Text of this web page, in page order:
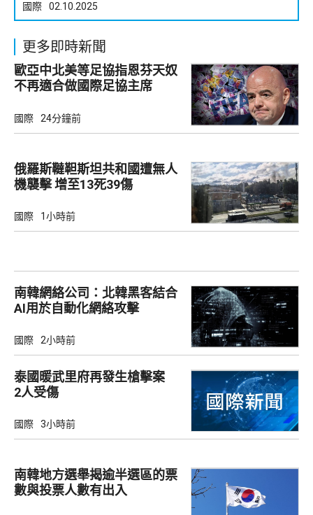
國際 02.10.2025
更多即時新聞
歐亞中北美等足協指恩芬天奴
不再適合做國際足協主席
國際 24分鐘前
俄羅斯韃靼斯坦共和國遭無人
機襲擊 增至13死39傷
國際 1小時前
南韓網絡公司：北韓黑客結合
AI用於自動化網絡攻擊
國際 2小時前
泰國暖武里府再發生槍擊案
2人受傷
國際 3小時前
南韓地方選舉揭逾半選區的票
數與投票人數有出入